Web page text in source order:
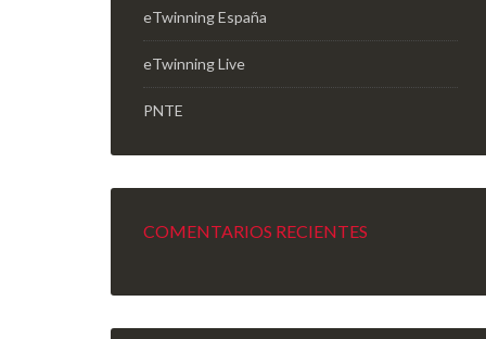
eTwinning España
eTwinning Live
PNTE
COMENTARIOS RECIENTES